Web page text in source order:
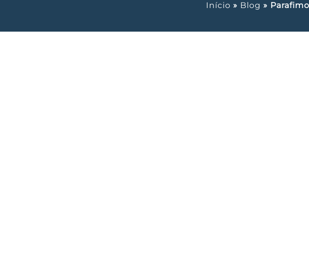
Início » Blog »